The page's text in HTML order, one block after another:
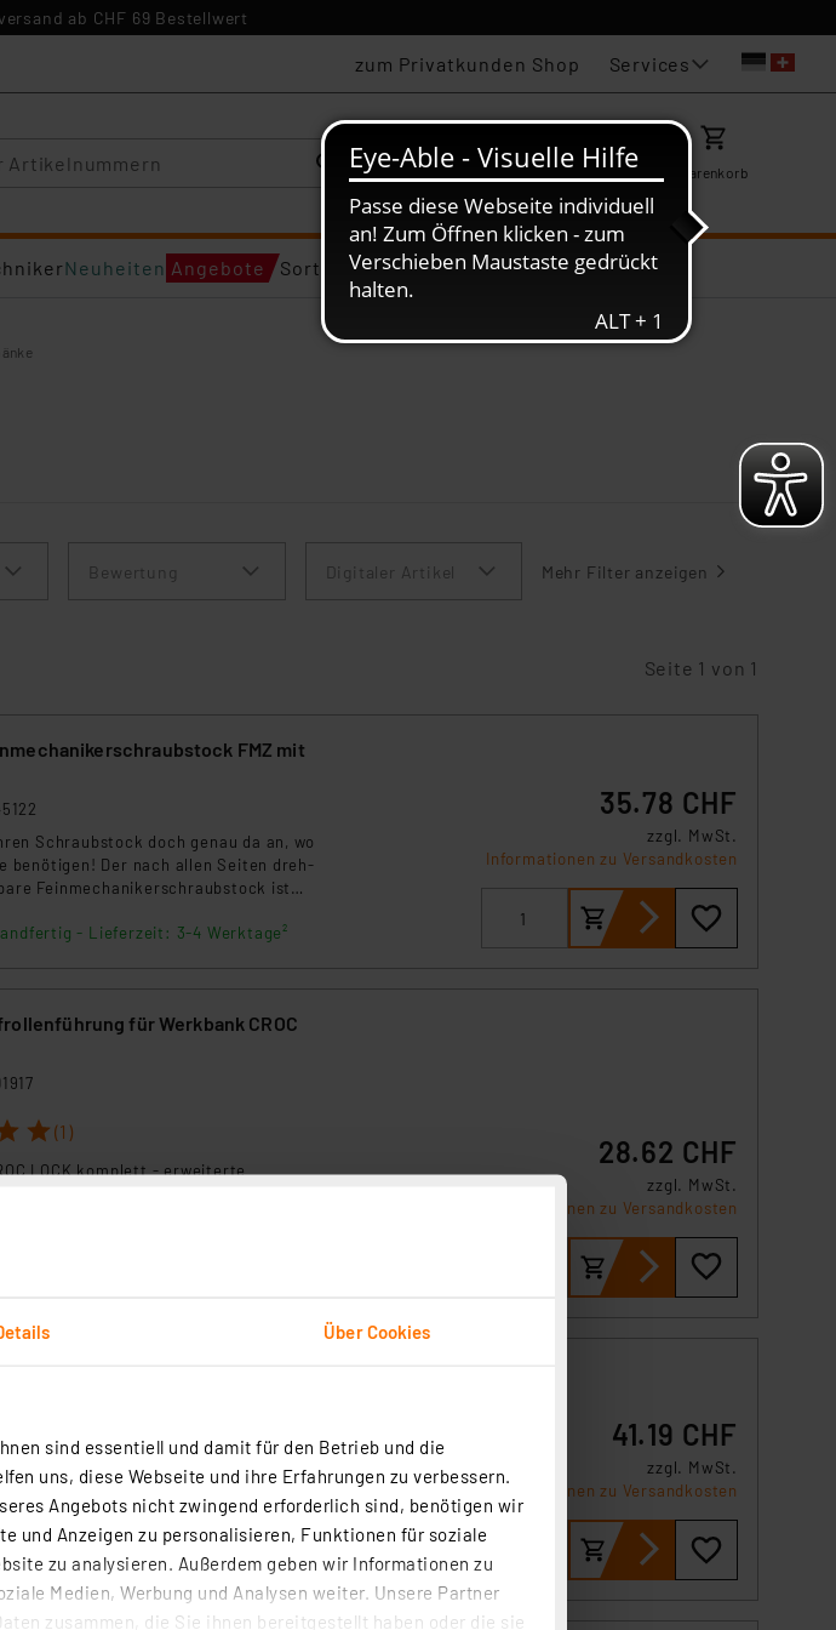
Über Cookies
sind essentiell und damit für den Betrieb und die
uns, diese Webseite und ihre Erfahrungen zu verbessern.
Angebots nicht zwingend erforderlich sind, benötigen wir
und Anzeigen zu personalisieren, Funktionen für soziale
zu analysieren. Außerdem geben wir Informationen zu
Medien, Werbung und Analysen weiter. Unsere Partner
zusammen, die Sie ihnen bereitgestellt haben oder die sie
ab CHF 69 Bestellwert
zum Privatkunden Shop Services
KarriereMein ELV Merkzettel Warenkorb
Neuheiten Angebote Sortiments-Deals
anzeigenBewertung Digitaler Artikel Mehr Filter anzeigen
Seite 1 von 1
FMZ mit
Schraubstock doch genau da an, wo
benötigen! Der nach allen Seiten dreh-
Feinmechanikerschraubstock ist
und präzise.
- Lieferzeit: 3-4 Werktage²
35.78 CHF
zzgl. MwSt.
Informationen zu Versandkosten
für Werkbank CROC
5 (1)
LOCK komplett - erweiterte
28.62 CHF
zzgl. MwSt.
Informationen zu Versandkosten
5 (1)
- Lieferzeit: 3-4 Werktage²
41.19 CHF
zzgl. MwSt.
Informationen zu Versandkosten